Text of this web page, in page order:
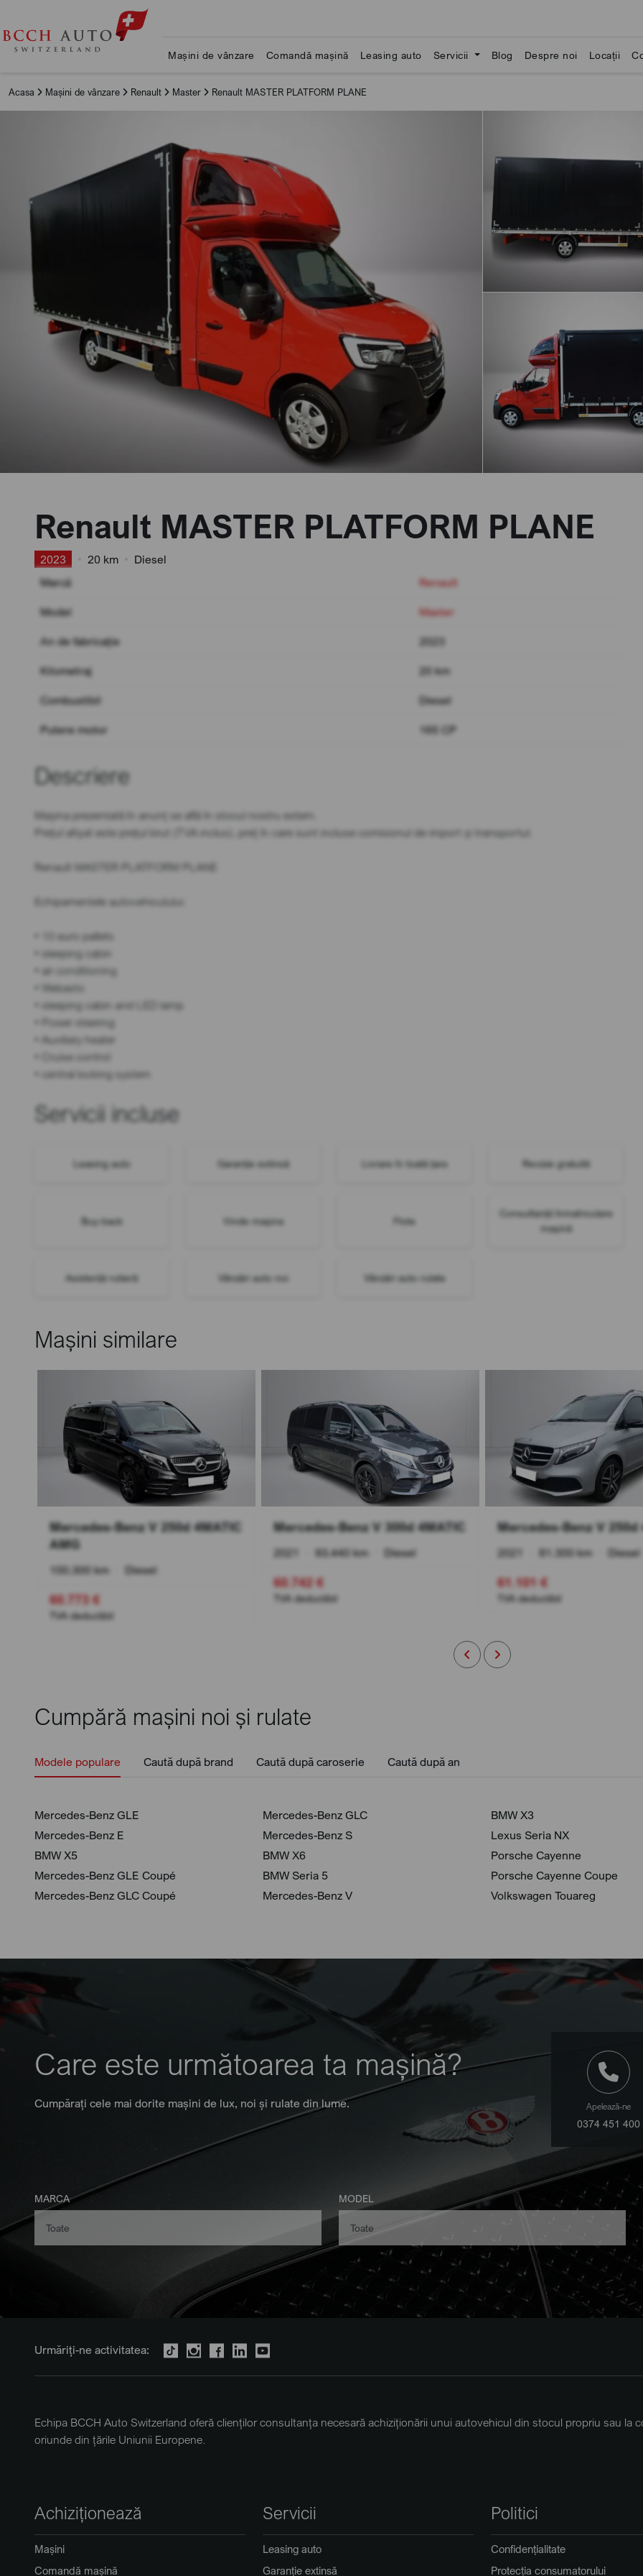
Mașini de vânzare Comandă mașină Leasing auto Servicii Blog Despre noi Locații
Acasa Mașini de vânzare Renault Master Renault MASTER PLATFORM PLANE
Renault MASTER PLATFORM PLANE
2023 20 km
Diesel
Marcă
Renault
Model Master
An de fabricație 2023
Kilometraj 20 km
Combustibil Diesel
Putere motor 165 CP
Descriere
Mașina prezentată în anunț se află în stocul nostru extern.
Prețul afișat este prețul brut (TVA inclus), preț în care sunt incluse comisionul de import și transportul.
Renault MASTER PLATFORM PLANE
Echipamentele autovehiculului:
• 10 euro pallets
• sleeping cabin
• air conditioning
• Webasto
• sleeping cabin and LED lamp
• Power steering
• Auxiliary heater
• Cruise control
• central locking system
Servicii incluse
Leasing auto Garanție extinsă Livrare în toată țara Revizie gratuită
Buy-back Vinde mașina Flote
Consultanță înmatriculare
mașină
Asistență rutieră Vânzări auto noi Vânzări auto rulate
Mașini similare
Mercedes-Benz V 250d 4MATIC
AMG
100.300 km Diesel
60.773 €
TVA deductibil
Mercedes-Benz V 300d 4MATIC
2021 93.440 km Diesel
60.742 €
TVA deductibil
Mercedes-Benz V 250d
2021 81.300 km Diesel
61.101 €
TVA deductibil
Cumpără mașini noi și rulate
Modele populare Caută după brand Caută după caroserie Caută după an
Mercedes-Benz GLE
Mercedes-Benz E
BMW X5
Mercedes-Benz GLE Coupé
Mercedes-Benz GLC Coupé
Mercedes-Benz GLC
Mercedes-Benz S
BMW X6
BMW Seria 5
Mercedes-Benz V
BMW X3
Lexus Seria NX
Porsche Cayenne
Porsche Cayenne Coupe
Volkswagen Touareg
Care este următoarea ta mașină?
Cumpărați cele mai dorite mașini de lux, noi și rulate din lume. Apelează-ne
0374 451 400
MARCA MODEL
Urmăriți-ne activitatea:
Echipa BCCH Auto Switzerland oferă clienților consultanța necesară achiziționării unui autovehicul din stocul propriu sau la
oriunde din țările Uniunii Europene.
Achiziționează
Mașini
Comandă mașină
Servicii
Leasing auto
Garanție extinsă
Politici
Confidențialitate
Protecția consumatorului